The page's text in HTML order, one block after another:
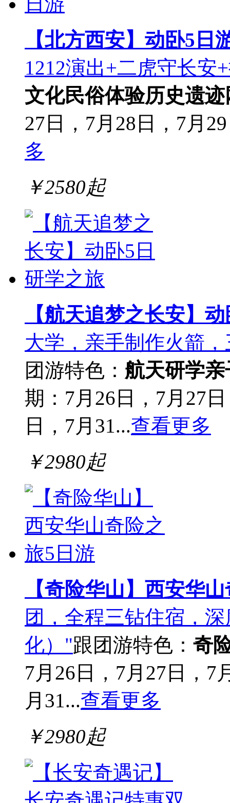
【北方西安】动卧5日
1212演出+二虎守长安
文化民俗体验历史遗迹
27日，7月28日，7月
多
￥2580起
【航天追梦之长安】
大学，亲手制作火箭
团游特色： 航天研学
期：7月26日，7月27
日，7月31...查看更多
￥2980起
【奇险华山】西安华
团，全程三钻住宿，
化）"跟团游特色： 奇
7月26日，7月27日，7
月31...查看更多
￥2980起